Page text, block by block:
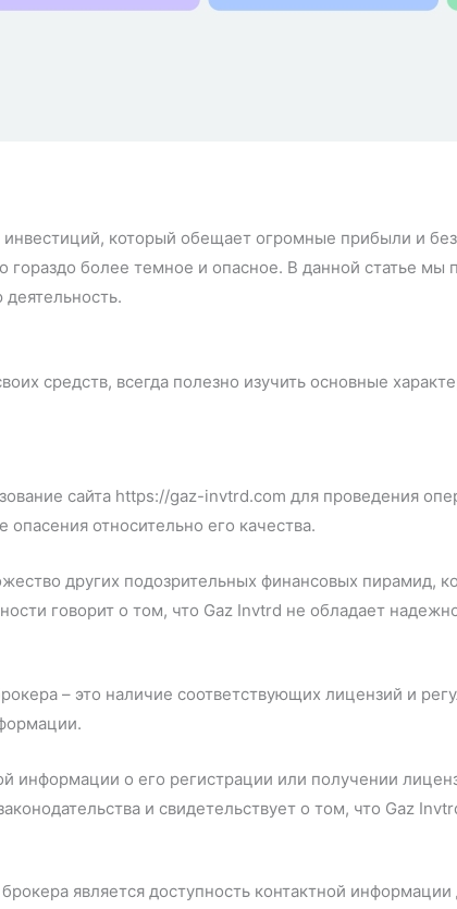
который обещает огромные прибыли и
более темное и опасное. В данной статье мы
средств, всегда полезно изучить основные
сайта https://gaz-invtrd.com для проведения
относительно его качества.
других подозрительных финансовых пирамид,
говорит о том, что Gaz Invtrd не обладает
– это наличие соответствующих лицензий и
информации о его регистрации или получении
и свидетельствует о том, что Gaz
является доступность контактной